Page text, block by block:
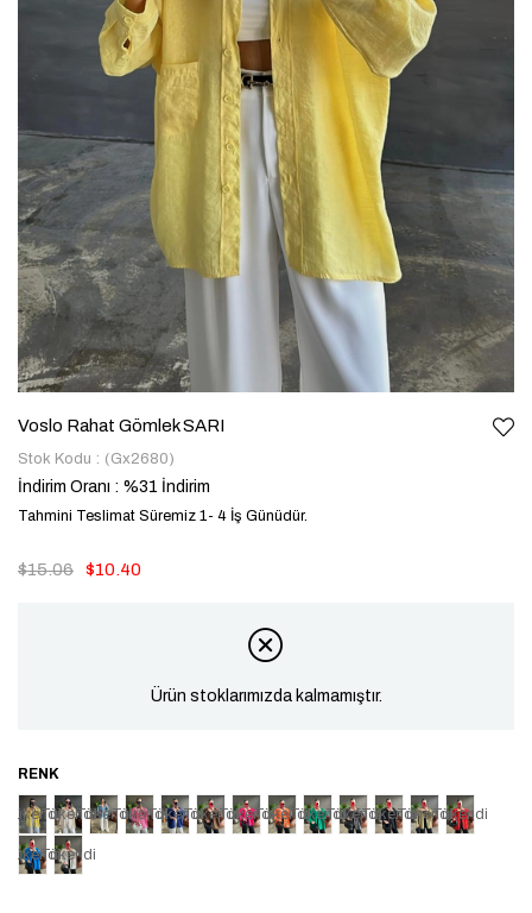
Voslo Rahat Gömlek SARI
Stok Kodu (Gx2680)
İndirim Oranı : %31 İndirim
Tahmini Teslimat Süremiz 1- 4 İş Günüdür.
$15.06 $10.40
Ürün stoklarımızda kalmamıştır.
TükendiTükendiTükendiTükendiTükendiTükendiTükendiTükendiTükendiTükendiTükendiTükendiTükendi
TükendiTükendi